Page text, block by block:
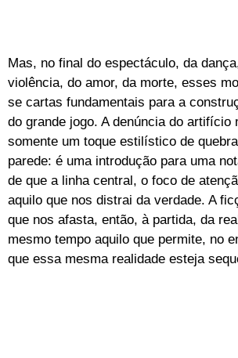
Mas, no final do espectáculo, da
violência, do amor, da morte, esses
se cartas fundamentais para a
do grande jogo. A denúncia do artifício
somente um toque estilístico de
parede: é uma introdução para uma
de que a linha central, o foco de
aquilo que nos distrai da verdade. A
que nos afasta, então, à partida, da
mesmo tempo aquilo que permite, no
que essa mesma realidade esteja